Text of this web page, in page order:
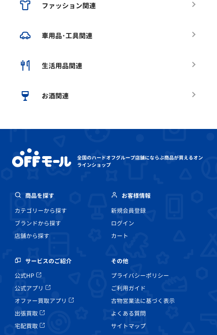
ファッション関連
車用品･工具関連
生活用品関連
お酒関連
全国のハードオフグループ店舗にならぶ商品が買えるオン
ラインショップ
商品を探す
カテゴリーから探す
ブランドから探す
店舗から探す
お客様情報
新規会員登録
ログイン
カート
サービスのご紹介
公式HP
公式アプリ
オファー買取アプリ
出張買取
宅配買取
その他
プライバシーポリシー
ご利用ガイド
古物営業法に基づく表示
よくある質問
サイトマップ